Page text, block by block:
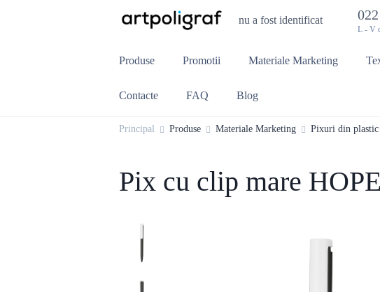
nu a fost identificat
L - V
Produse Promotii Materiale Marketing
Contacte FAQ Blog
Principal Produse Materiale Marketing Pixuri din plastic
Pix cu clip mare HOPE